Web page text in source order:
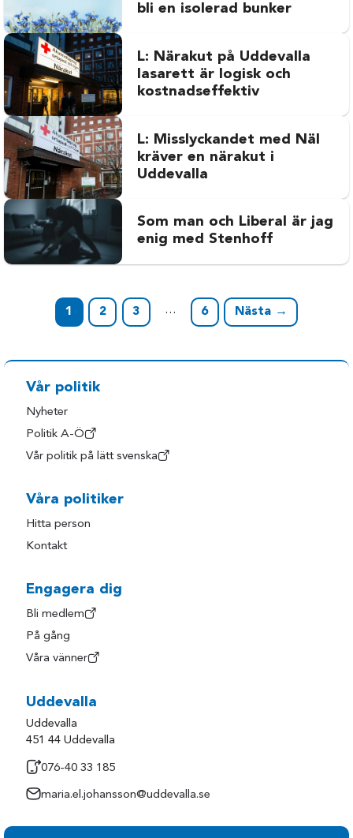
bli en isolerad bunker
L: Närakut på Uddevalla
lasarett är logisk och
kostnadseffektiv
L: Misslyckandet med Näl
kräver en närakut i
Uddevalla
Som man och Liberal är jag
enig med Stenhoff
1 2 3 … 6 Nästa →
Vår politik
Nyheter
Politik A-Ö
Vår politik på lätt svenska
Våra politiker
Hitta person
Kontakt
Engagera dig
Bli medlem
På gång
Våra vänner
Uddevalla
Uddevalla
451 44 Uddevalla
076-40 33 185
maria.el.johansson@uddevalla.se